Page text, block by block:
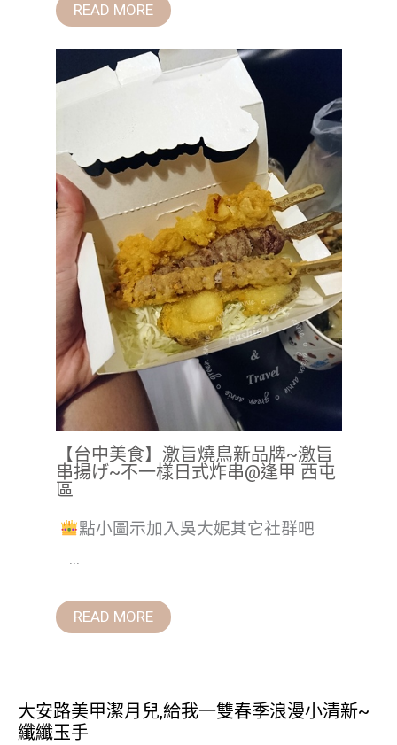
READ MORE
【台中美食】激旨燒鳥新品牌~激旨
串揚げ~不一樣日式炸串@逢甲 西屯
區
點小圖示加入吳大妮其它社群吧
...
READ MORE
大安路美甲潔月兒,給我一雙春季浪漫小清新~
纖纖玉手